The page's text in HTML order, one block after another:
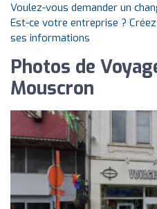
Voulez-vous demander un
Est-ce votre entreprise ?
ses informations
Photos de
Mouscron